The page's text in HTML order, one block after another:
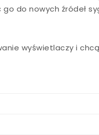
do nowych źródeł
wyświetlaczy i chcą